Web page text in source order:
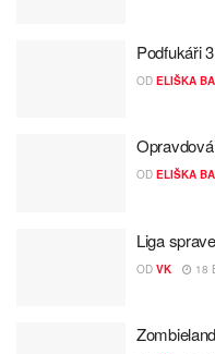
Podfukáři
OD ELIŠKA
OD ELIŠKA
Liga
OD VK 18